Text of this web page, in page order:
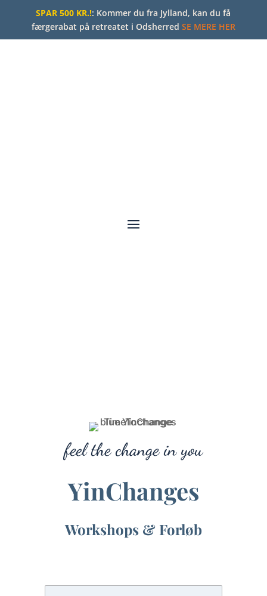
SPAR 500 KR.!: Kommer du fra Jylland, kan du få
færgerabat på retreatet i Odsherred SE MERE HER
feel the change in you
YinChanges
Workshops & Forløb